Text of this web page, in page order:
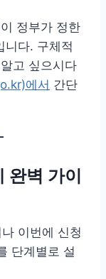
정부가 정한
니다. 구체적
고 싶으시다
에서 간단
완벽 가이
이번에 신청
단계별로 설